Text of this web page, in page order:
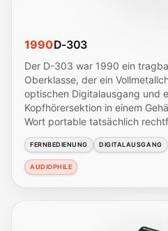
1990D-303
Der D-303 war 1990 ein
Oberklasse, der ein
optischen Digitalausgang und
Kopfhörersektion in einem
Wort portable tatsächlich
FERNBEDIENUNG DIGITALAUSGANG
AUDIOPHILE